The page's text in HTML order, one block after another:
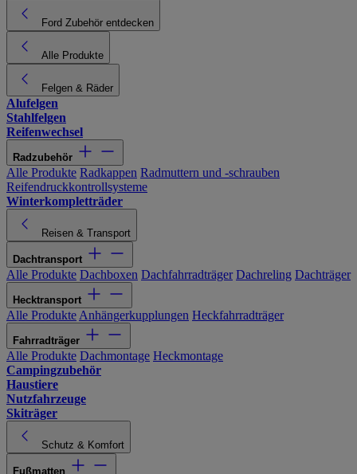
Ford Zubehör entdecken
Alle Produkte
Felgen & Räder
Alufelgen
Stahlfelgen
Reifenwechsel
Radzubehör
Alle Produkte Radkappen Radmuttern und -schrauben
Reifendruckkontrollsysteme
Winterkompletträder
Reisen & Transport
Dachtransport
Alle Produkte Dachboxen Dachfahrradträger Dachreling Dachträger
Hecktransport
Alle Produkte Anhängerkupplungen Heckfahrradträger
Fahrradträger
Alle Produkte Dachmontage Heckmontage
Campingzubehör
Haustiere
Nutzfahrzeuge
Skiträger
Schutz & Komfort
Fußmatten